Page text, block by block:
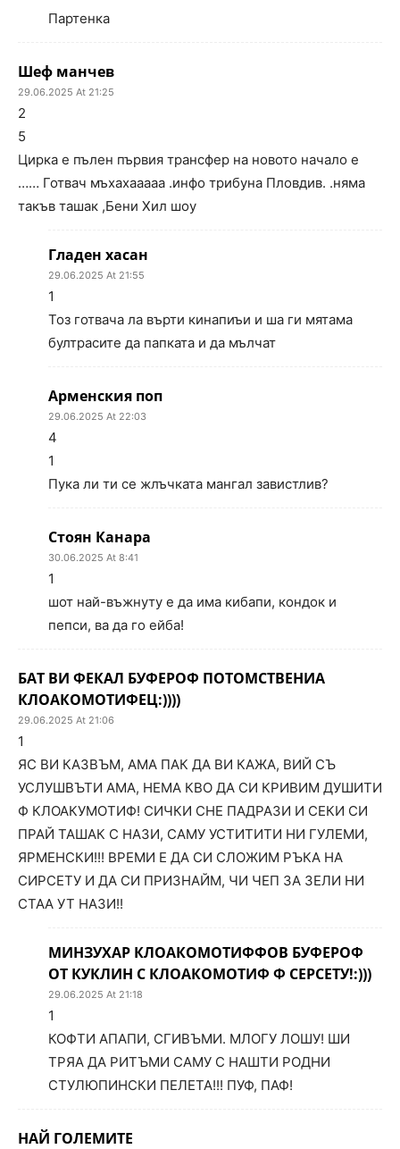
Партенка
Шеф манчев
29.06.2025 At 21:25
2
5
Цирка е пълен първия трансфер на новото начало е
…… Готвач мъхахааааа .инфо трибуна Пловдив. .няма
такъв ташак ,Бени Хил шоу
Гладен хасан
29.06.2025 At 21:55
1
Тоз готвача ла върти кинапиъи и ша ги мятама
бултрасите да папката и да мълчат
Арменския поп
29.06.2025 At 22:03
4
1
Пука ли ти се жлъчката мангал завистлив?
Стоян Канара
30.06.2025 At 8:41
1
шот най-въжнуту е да има кибапи, кондок и
пепси, ва да го ейба!
БАТ ВИ ФЕКАЛ БУФЕРОФ ПОТОМСТВЕНИА
КЛОАКОМОТИФЕЦ:))))
29.06.2025 At 21:06
1
ЯС ВИ КАЗВЪМ, АМА ПАК ДА ВИ КАЖА, ВИЙ СЪ
УСЛУШВЪТИ АМА, НЕМА КВО ДА СИ КРИВИМ ДУШИТИ
Ф КЛОАКУМОТИФ! СИЧКИ СНЕ ПАДРАЗИ И СЕКИ СИ
ПРАЙ ТАШАК С НАЗИ, САМУ УСТИТИТИ НИ ГУЛЕМИ,
ЯРМЕНСКИ!!! ВРЕМИ Е ДА СИ СЛОЖИМ РЪКА НА
СИРСЕТУ И ДА СИ ПРИЗНАЙМ, ЧИ ЧЕП ЗА ЗЕЛИ НИ
СТАА УТ НАЗИ!!
МИНЗУХАР КЛОАКОМОТИФФОВ БУФЕРОФ
ОТ КУКЛИН С КЛОАКОМОТИФ Ф СЕРСЕТУ!:)))
29.06.2025 At 21:18
1
КОФТИ АПАПИ, СГИВЪМИ. МЛОГУ ЛОШУ! ШИ
ТРЯА ДА РИТЪМИ САМУ С НАШТИ РОДНИ
СТУЛЮПИНСКИ ПЕЛЕТА!!! ПУФ, ПАФ!
НАЙ ГОЛЕМИТЕ